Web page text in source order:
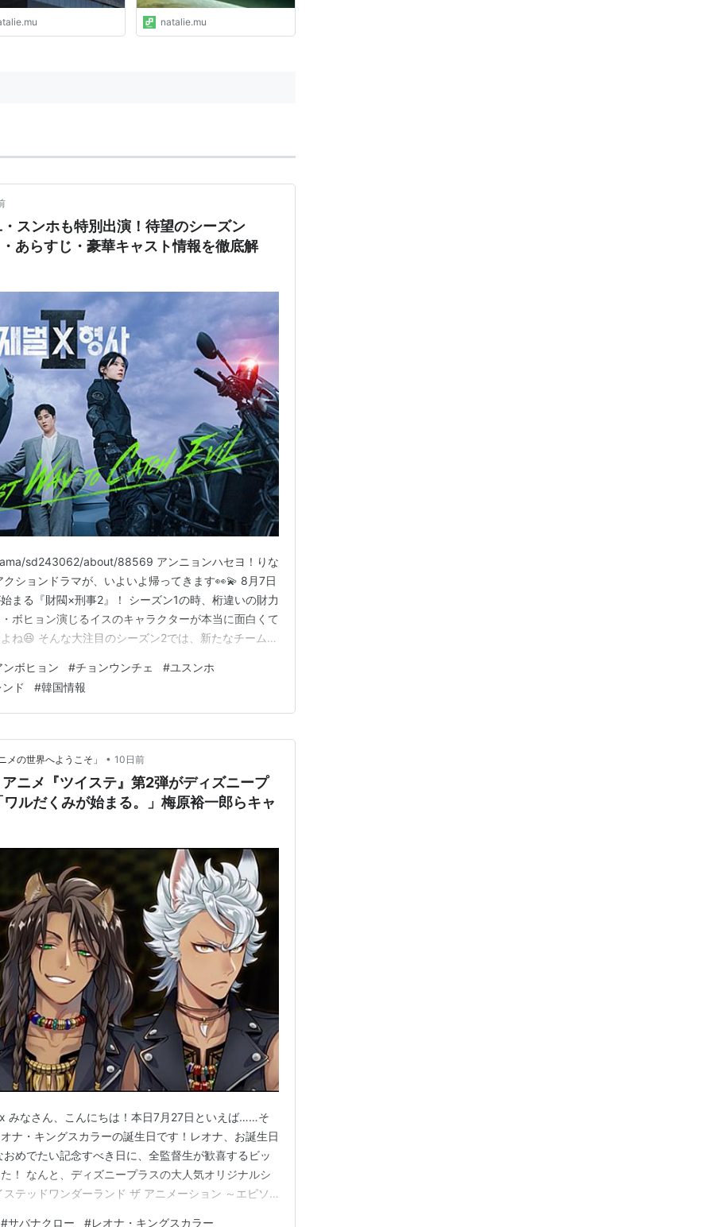
natalie.mu
スンホも特別出演！待望のシーズン
あらすじ・豪華キャスト情報を徹底解
sd243062/about/88569 アンニョンハセヨ！りな
ションドラマが、いよいよ帰ってきます👀💫 8月7日
まる『財閥×刑事2』！ シーズン1の時、桁違いの財力
ボヒョン演じるイスのキャラクターが本当に面白くて
ね😆 そんな大注目のシーズン2では、新たなチーム長
早速、気になる詳細をチェックしていき…
ンボヒョン #チョンウンチェ #ユスンホ
ド
#韓国情報
の世界へようこそ」 • 10日前
ニメ『ツイステ』第2弾がディズニープ
ルだくみが始まる。」梅原裕一郎らキャ
なさん、こんにちは！本日7月27日といえば……そ
ナ・キングスカラーの誕生日です！レオナ、お誕生日
めでたい記念すべき日に、全監督生が歓喜するビッ
！ なんと、ディズニープラスの大人気オリジナルシ
テッドワンダーランド ザ アニメーション ～エピソ
#サバナクロー #レオナ・キングスカラー